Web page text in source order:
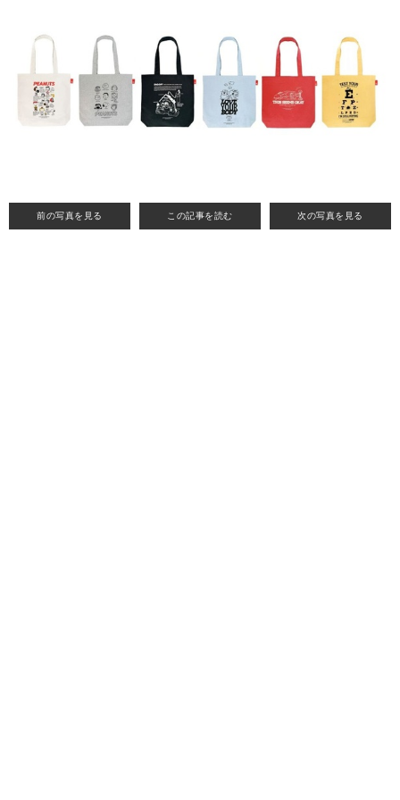
前の写真を見る この記事を読む 次の写真を見る